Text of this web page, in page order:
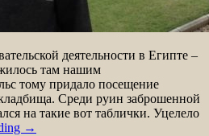
деятельности в Египте –
там нашим
тому придало посещение
Среди руин заброшенной
на такие вот таблички. Уцелело
→